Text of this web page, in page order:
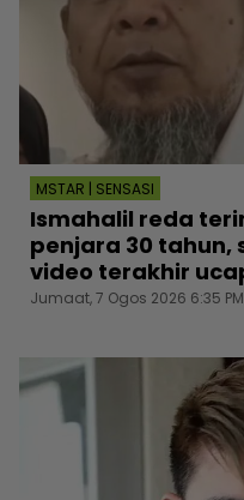
MSTAR | SENSASI
Ismahalil reda
penjara 30 tahun,
video terakhir
Jumaat, 7 Ogos 2026 6:35 PM